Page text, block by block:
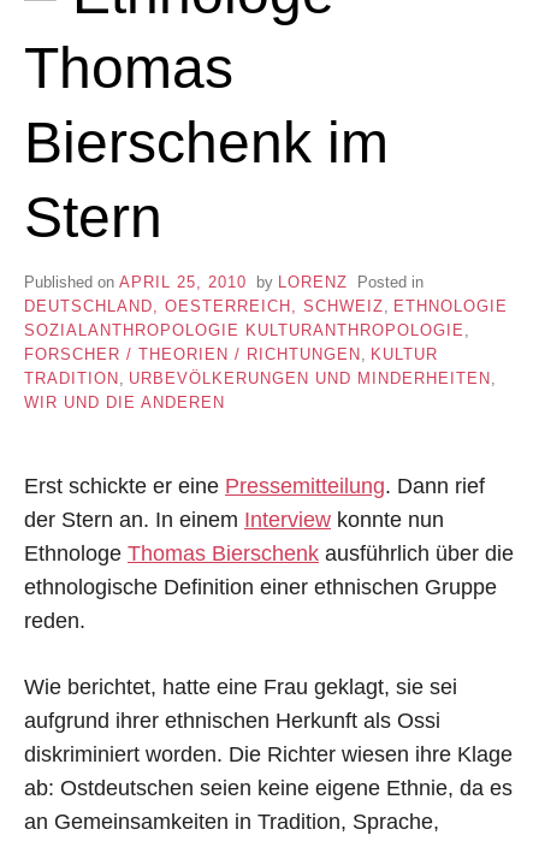
Thomas
Bierschenk im
Stern
Published on APRIL 25, 2010 by LORENZ
Posted in
DEUTSCHLAND, OESTERREICH, SCHWEIZ
ETHNOLOGIE
SOZIALANTHROPOLOGIE KULTURANTHROPOLOGIE
FORSCHER / THEORIEN / RICHTUNGEN
KULTUR
TRADITION
URBEVÖLKERUNGEN UND MINDERHEITEN
WIR UND DIE ANDEREN
Erst schickte er eine Pressemitteilung. Dann rief
der Stern an. In einem Interview konnte nun
Ethnologe Thomas Bierschenk ausführlich über die
ethnologische Definition einer ethnischen Gruppe
reden.
Wie berichtet, hatte eine Frau geklagt, sie sei
aufgrund ihrer ethnischen Herkunft als Ossi
diskriminiert worden. Die Richter wiesen ihre Klage
ab: Ostdeutschen seien keine eigene Ethnie, da es
an Gemeinsamkeiten in Tradition, Sprache,